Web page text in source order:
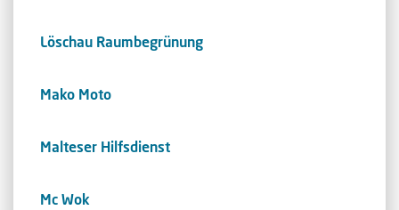
Löschau Raumbegrünung
Mako Moto
Malteser Hilfsdienst
Mc Wok